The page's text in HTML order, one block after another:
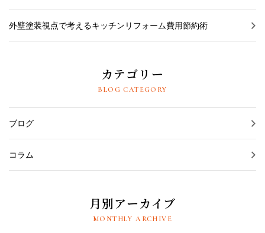
外壁塗装視点で考えるキッチンリフォーム費用節約術
カテゴリー
BLOG CATEGORY
ブログ
コラム
月別アーカイブ
MONTHLY ARCHIVE